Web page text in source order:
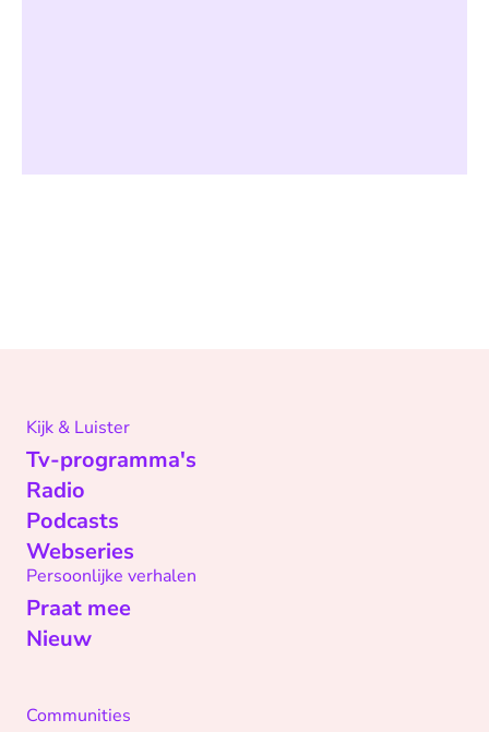
Kijk & Luister
Tv-programma's
Radio
Podcasts
Webseries
Persoonlijke verhalen
Praat mee
Nieuw
Communities